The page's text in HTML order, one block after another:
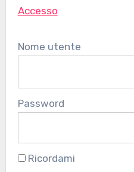
Accesso
Nome utente
Password
Ricordami